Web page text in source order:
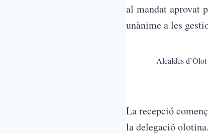
al mandat aprovat
unànime a les
Alcaldes
La recepció
la delegació